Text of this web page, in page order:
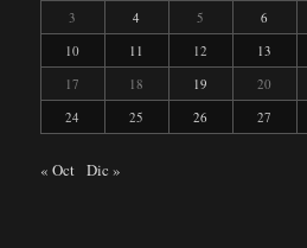
3
4 5 6
10
11 12 13
17
18 19 20
24
25 26 27
« Oct Dic »